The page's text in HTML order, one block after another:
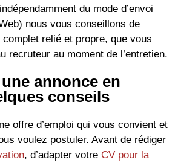
du mode d’envoi
nous vous conseillons de
relié et propre, que vous
recruteur au moment de l’entretien.
annonce en
conseils
offre d’emploi qui vous convient et
voulez postuler. Avant de rédiger
, d’adapter votre CV pour la